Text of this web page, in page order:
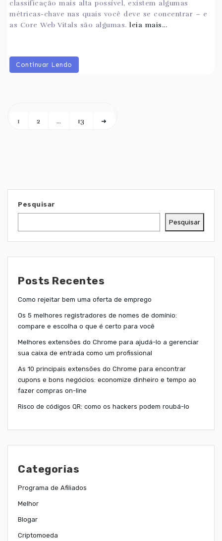
classificação mais alta possível, existem algumas
métricas-chave nas quais você deve se concentrar – e
as Core Web Vitals são algumas. leia mais...
Continuar Lendo
1 2 … 13 ➜
Pesquisar
Pesquisar
Posts Recentes
Como rejeitar bem uma oferta de emprego
Os 5 melhores registradores de nomes de domínio:
compare e escolha o que é certo para você
Melhores extensões do Chrome para ajudá-lo a gerenciar
sua caixa de entrada como um profissional
As 10 principais extensões do Chrome para encontrar
cupons e bons negócios: economize dinheiro e tempo ao
fazer compras on-line
Risco de códigos QR: como os hackers podem roubá-lo
Categorias
Programa de Afiliados
Melhor
Blogar
Criptomoeda